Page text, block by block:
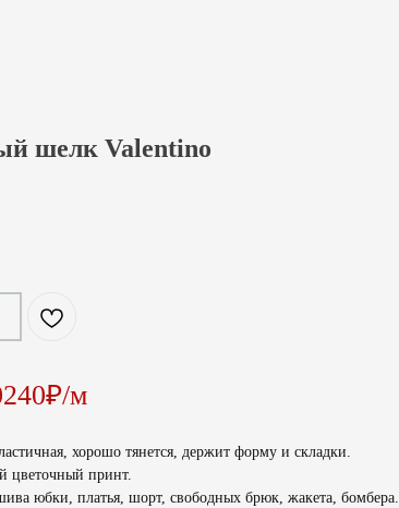
шелк Valentino
м
хорошо тянется, держит форму и складки.
цветочный принт.
юбки, платья, шорт, свободных брюк, жакета, бомбера.